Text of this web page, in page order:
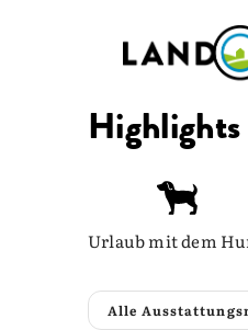
Highlights
Urlaub mit dem
Alle